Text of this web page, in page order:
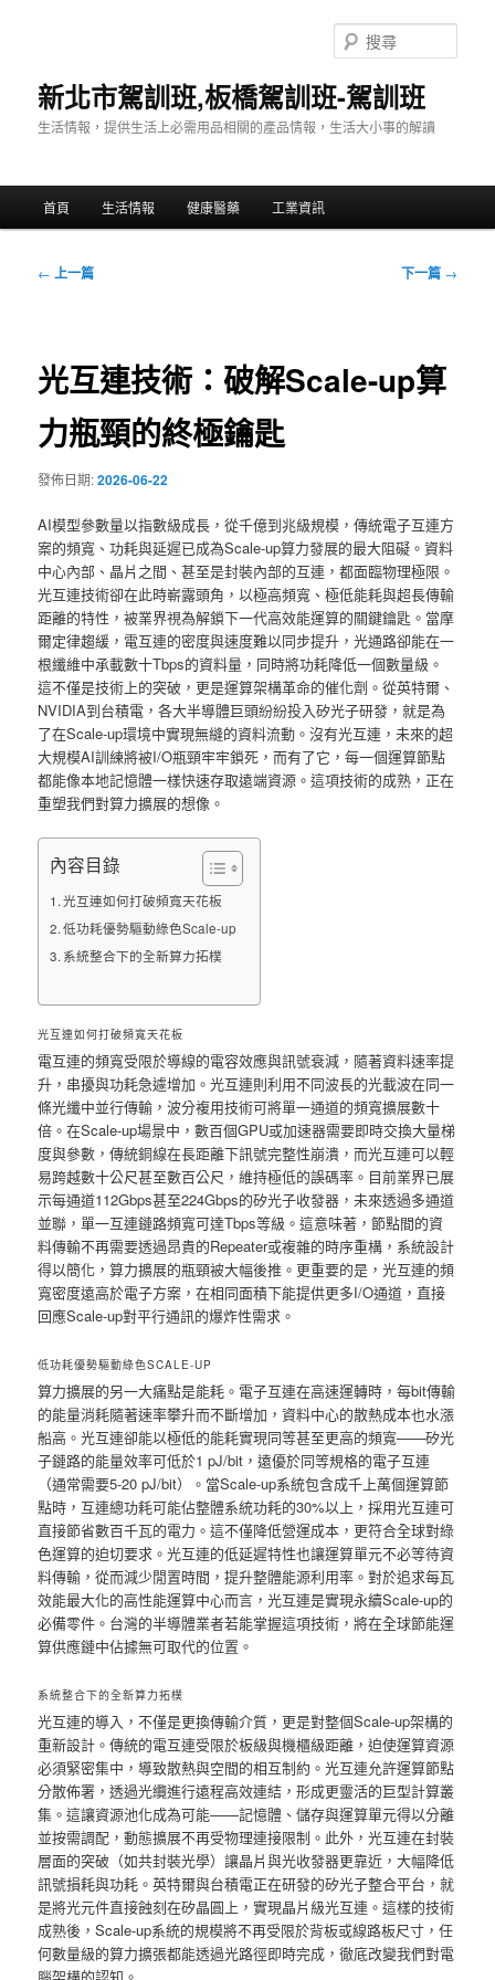
新北市駕訓班,板橋駕訓班-駕訓班
生活情報，提供生活上必需用品相關的產品情報，生活大小事的解讀
尋
首頁 生活情報 健康醫藥 工業資訊
文
← 上一篇 下一篇 →
光互連技術：破解Scale-up算
力瓶頸的終極鑰匙
發佈日期:2026-06-22
AI模型參數量以指數級成長，從千億到兆級規模，傳統電子互連方
案的頻寬、功耗與延遲已成為Scale-up算力發展的最大阻礙。資料
中心內部、晶片之間、甚至是封裝內部的互連，都面臨物理極限。
光互連技術卻在此時嶄露頭角，以極高頻寬、極低能耗與超長傳輸
距離的特性，被業界視為解鎖下一代高效能運算的關鍵鑰匙。當摩
爾定律趨緩，電互連的密度與速度難以同步提升，光通路卻能在一
根纖維中承載數十Tbps的資料量，同時將功耗降低一個數量級。
這不僅是技術上的突破，更是運算架構革命的催化劑。從英特爾、
NVIDIA到台積電，各大半導體巨頭紛紛投入矽光子研發，就是為
了在Scale-up環境中實現無縫的資料流動。沒有光互連，未來的超
大規模AI訓練將被I/O瓶頸牢牢鎖死，而有了它，每一個運算節點
都能像本地記憶體一樣快速存取遠端資源。這項技術的成熟，正在
重塑我們對算力擴展的想像。
內容目錄
光互連如何打破頻寬天花板
低功耗優勢驅動綠色Scale-up
系統整合下的全新算力拓樸
光互連如何打破頻寬天花板
電互連的頻寬受限於導線的電容效應與訊號衰減，隨著資料速率提
升，串擾與功耗急遽增加。光互連則利用不同波長的光載波在同一
條光纖中並行傳輸，波分複用技術可將單一通道的頻寬擴展數十
倍。在Scale-up場景中，數百個GPU或加速器需要即時交換大量梯
度與參數，傳統銅線在長距離下訊號完整性崩潰，而光互連可以輕
易跨越數十公尺甚至數百公尺，維持極低的誤碼率。目前業界已展
示每通道112Gbps甚至224Gbps的矽光子收發器，未來透過多通道
並聯，單一互連鏈路頻寬可達Tbps等級。這意味著，節點間的資
料傳輸不再需要透過昂貴的Repeater或複雜的時序重構，系統設計
得以簡化，算力擴展的瓶頸被大幅後推。更重要的是，光互連的頻
寬密度遠高於電子方案，在相同面積下能提供更多I/O通道，直接
回應Scale-up對平行通訊的爆炸性需求。
低功耗優勢驅動綠色SCALE-UP
算力擴展的另一大痛點是能耗。電子互連在高速運轉時，每bit傳輸
的能量消耗隨著速率攀升而不斷增加，資料中心的散熱成本也水漲
船高。光互連卻能以極低的能耗實現同等甚至更高的頻寬——矽光
子鏈路的能量效率可低於1 pJ/bit，遠優於同等規格的電子互連
（通常需要5-20 pJ/bit）。當Scale-up系統包含成千上萬個運算節
點時，互連總功耗可能佔整體系統功耗的30%以上，採用光互連可
直接節省數百千瓦的電力。這不僅降低營運成本，更符合全球對綠
色運算的迫切要求。光互連的低延遲特性也讓運算單元不必等待資
料傳輸，從而減少閒置時間，提升整體能源利用率。對於追求每瓦
效能最大化的高性能運算中心而言，光互連是實現永續Scale-up的
必備零件。台灣的半導體業者若能掌握這項技術，將在全球節能運
算供應鏈中佔據無可取代的位置。
系統整合下的全新算力拓樸
光互連的導入，不僅是更換傳輸介質，更是對整個Scale-up架構的
重新設計。傳統的電互連受限於板級與機櫃級距離，迫使運算資源
必須緊密集中，導致散熱與空間的相互制約。光互連允許運算節點
分散佈署，透過光纜進行遠程高效連結，形成更靈活的巨型計算叢
集。這讓資源池化成為可能——記憶體、儲存與運算單元得以分離
並按需調配，動態擴展不再受物理連接限制。此外，光互連在封裝
層面的突破（如共封裝光學）讓晶片與光收發器更靠近，大幅降低
訊號損耗與功耗。英特爾與台積電正在研發的矽光子整合平台，就
是將光元件直接蝕刻在矽晶圓上，實現晶片級光互連。這樣的技術
成熟後，Scale-up系統的規模將不再受限於背板或線路板尺寸，任
何數量級的算力擴張都能透過光路徑即時完成，徹底改變我們對電